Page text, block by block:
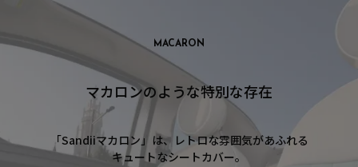
MACARON
マカロンのような特別な存在
「Sandiiマカロン」は、レトロな雰囲気があふれる
キュートなシートカバー。